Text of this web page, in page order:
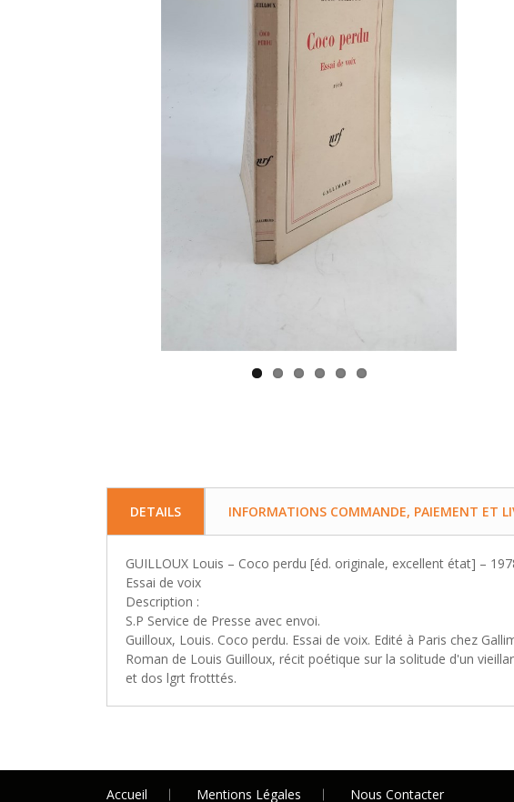
DETAILS INFORMATIONS COMMANDE, PAIEMENT ET
GUILLOUX Louis – Coco perdu [éd. originale, excellent état] –
Essai de voix
Description :
S.P Service de Presse avec envoi.
Guilloux, Louis. Coco perdu. Essai de voix. Edité à Paris chez
Roman de Louis Guilloux, récit poétique sur la solitude d'un
et dos lgrt frotttés.
Accueil Mentions Légales Nous Contacter